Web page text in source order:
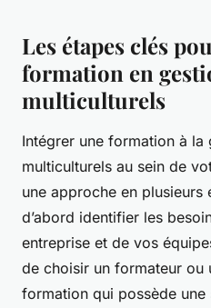
Les étapes clés
formation en
multiculturels
Intégrer une formation à la
multiculturels au sein de
une approche en plusieurs
d’abord identifier les
entreprise et de vos
de choisir un formateur ou
formation qui possède